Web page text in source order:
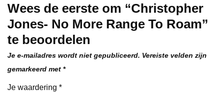
Wees de eerste om “Christopher
Jones- No More Range To Roam”
te beoordelen
Je e-mailadres wordt niet gepubliceerd. Vereiste velden zijn
gemarkeerd met *
Je waardering *